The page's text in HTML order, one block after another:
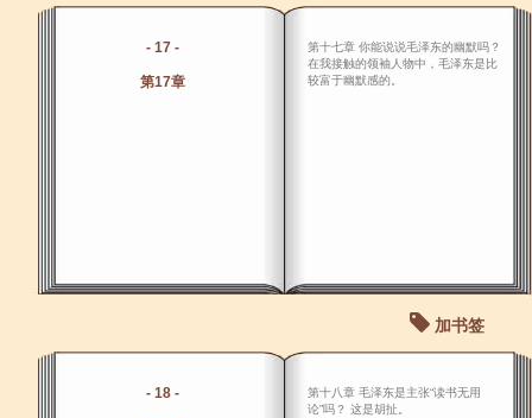
- 17 -
第17章
第十七章 你能说说毛泽东的幽默吗？
在我接触的领袖人物中，毛泽东是比
较富于幽默感的。
加书签
- 18 -
第十八章 毛泽东是主张“读书无用
论”吗？ 这是胡扯。